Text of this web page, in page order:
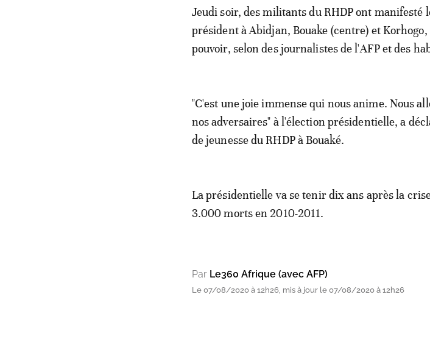
Jeudi soir, des militants du RHDP ont manifesté
président à Abidjan, Bouake (centre) et
pouvoir, selon des journalistes de l'AFP et des
"C'est une joie immense qui nous anime. Nous
nos adversaires" à l'élection présidentielle, a
de jeunesse du RHDP à Bouaké.
La présidentielle va se tenir dix ans après la
3.000 morts en 2010-2011.
Par Le360 Afrique (avec AFP)
Le 07/08/2020 à 12h26, mis à jour le 07/08/2020 à 12h26